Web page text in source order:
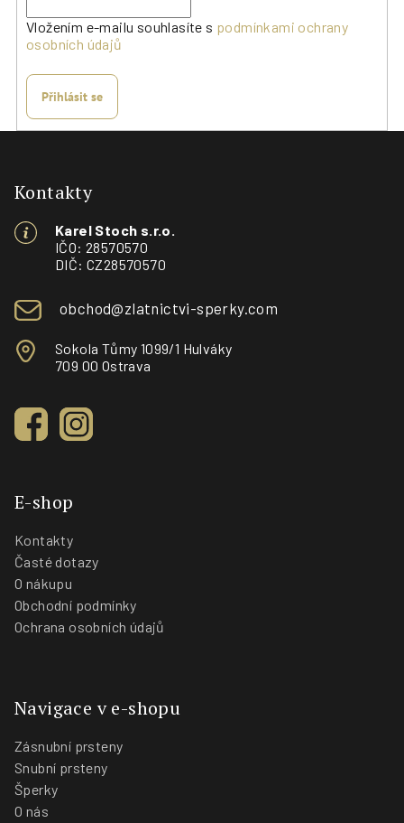
Vložením e-mailu souhlasíte s podmínkami ochrany
osobních údajů
Přihlásit se
Kontakty
Karel Stoch s.r.o.
IČO: 28570570
DIČ: CZ28570570
obchod@zlatnictvi-sperky.com
Sokola Tůmy 1099/1 Hulváky
709 00 Ostrava
E-shop
Kontakty
Časté dotazy
O nákupu
Obchodní podmínky
Ochrana osobních údajů
Navigace v e-shopu
Zásnubní prsteny
Snubní prsteny
Šperky
O nás